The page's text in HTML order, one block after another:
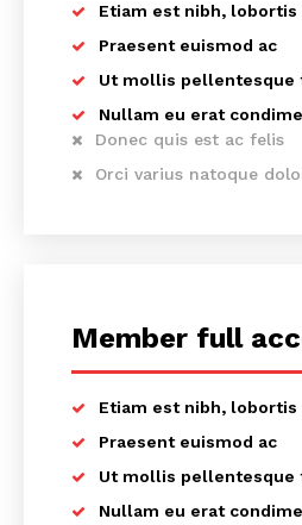
Etiam est nibh, lobortis
Praesent euismod ac
Ut mollis pellentesque
Nullam eu erat
Donec quis est ac felis
Orci varius natoque
Member full
Etiam est nibh, lobortis
Praesent euismod ac
Ut mollis pellentesque
Nullam eu erat